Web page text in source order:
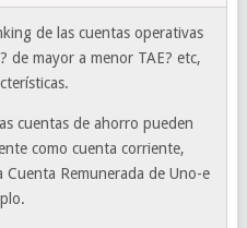
de las cuentas operativas
de mayor a menor TAE? etc,
cuentas de ahorro pueden
como cuenta corriente,
Cuenta Remunerada de Uno-e